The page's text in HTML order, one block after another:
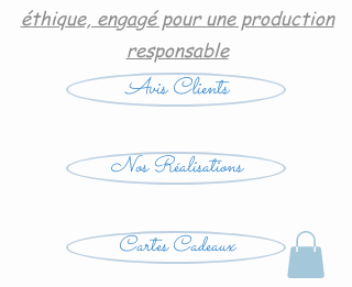
éthique, engagé pour une production
responsable
Avis Clients
Nos Réalisations
Cartes Cadeaux